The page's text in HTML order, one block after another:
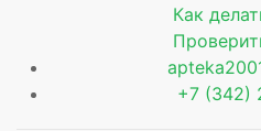
Как
+7 (342)